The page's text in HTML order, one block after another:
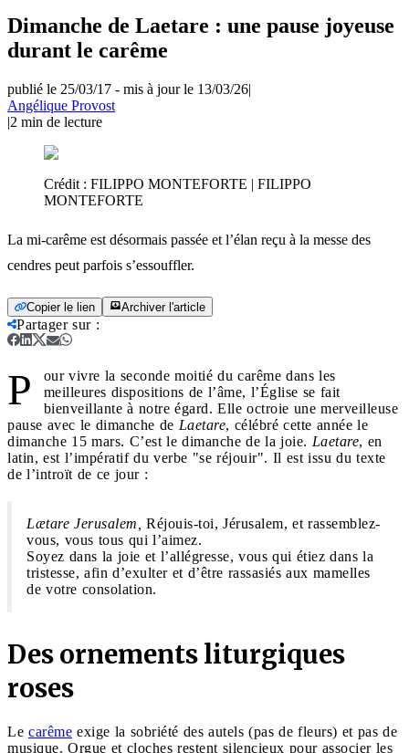
Dimanche de Laetare : une pause joyeuse
durant le carême
publié le 25/03/17 - mis à jour le 13/03/26|
Angélique Provost
|2 min de lecture
Crédit : FILIPPO MONTEFORTE | FILIPPO
MONTEFORTE
La mi-carême est désormais passée et l’élan reçu à la messe des
cendres peut parfois s’essouffler.
Copier le lien Archiver l'article
Partager sur:
P
our vivre la seconde moitié du carême dans les
meilleures dispositions de l’âme, l’Église se fait
bienveillante à notre égard. Elle octroie une merveilleuse
pause avec le dimanche de Laetare, célébré cette année le
dimanche 15 mars. C’est le dimanche de la joie. Laetare, en
latin, est l’impératif du verbe "se réjouir". Il est issu du texte
de l’introït de ce jour :
Lætare Jerusalem, Réjouis-toi, Jérusalem, et rassemblez-
vous, vous tous qui l’aimez.
Soyez dans la joie et l’allégresse, vous qui étiez dans la
tristesse, afin d’exulter et d’être rassasiés aux mamelles
de votre consolation.
Des ornements liturgiques
roses
Le carême exige la sobriété des autels (pas de fleurs) et pas de
musique. Orgue et cloches restent silencieux pour associer les